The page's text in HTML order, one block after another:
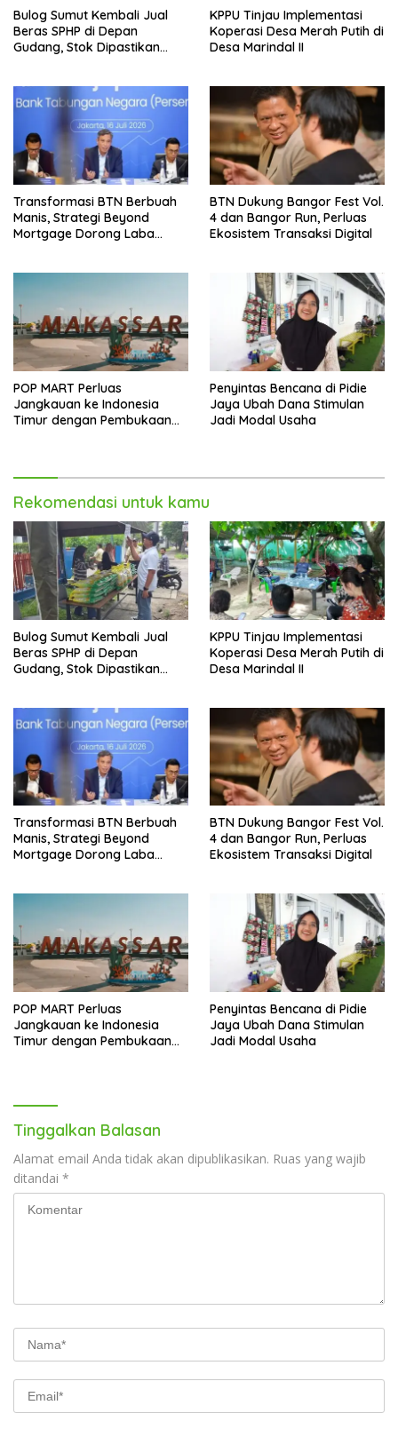
Bulog Sumut Kembali Jual
Beras SPHP di Depan
Gudang, Stok Dipastikan
KPPU Tinjau Implementasi
Koperasi Desa Merah Putih di
Desa Marindal II
Transformasi BTN Berbuah
Manis, Strategi Beyond
Mortgage Dorong Laba
BTN Dukung Bangor Fest Vol.
4 dan Bangor Run, Perluas
Ekosistem Transaksi Digital
POP MART Perluas
Jangkauan ke Indonesia
Timur dengan Pembukaan
Penyintas Bencana di Pidie
Jaya Ubah Dana Stimulan
Jadi Modal Usaha
Rekomendasi untuk kamu
Bulog Sumut Kembali Jual
Beras SPHP di Depan
Gudang, Stok Dipastikan
KPPU Tinjau Implementasi
Koperasi Desa Merah Putih di
Desa Marindal II
Transformasi BTN Berbuah
Manis, Strategi Beyond
Mortgage Dorong Laba
BTN Dukung Bangor Fest Vol.
4 dan Bangor Run, Perluas
Ekosistem Transaksi Digital
POP MART Perluas
Jangkauan ke Indonesia
Timur dengan Pembukaan
Penyintas Bencana di Pidie
Jaya Ubah Dana Stimulan
Jadi Modal Usaha
Tinggalkan Balasan
Alamat email Anda tidak akan dipublikasikan. Ruas yang wajib
ditandai *